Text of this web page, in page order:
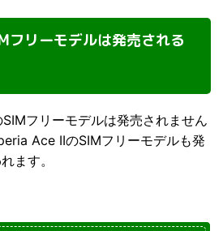
リーモデルは発売される
フリーモデルは発売されません
Ace IIのSIMフリーモデルも発
ます。